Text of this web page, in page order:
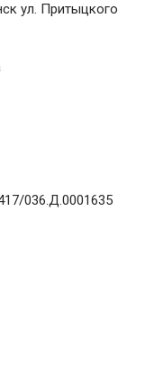
ул. Притыцкого
036.Д.0001635